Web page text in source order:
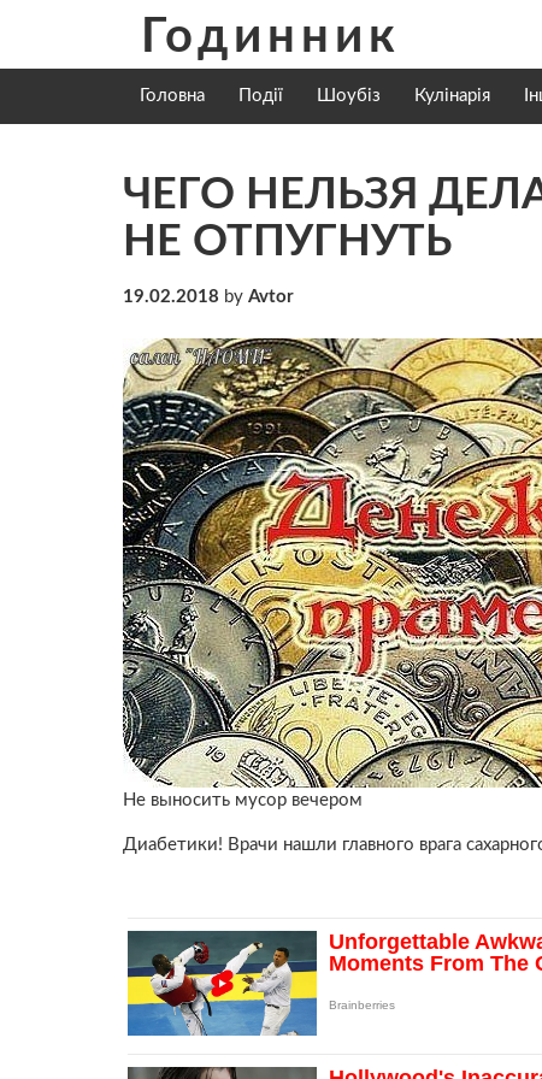
content
Годинник
Головна Події Шоубіз Кулінарія
ЧЕГО НЕЛЬЗЯ
НЕ ОТПУГНУТЬ
19.02.2018 by Avtor
Не выносить мусор вечером
Диабетики! Врачи нашли главного врага